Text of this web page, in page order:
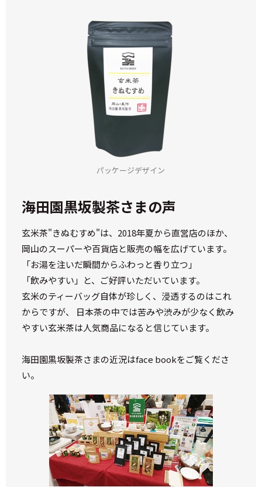
パッケージデザイン
海田園黒坂製茶さまの声
玄米茶"きぬむすめ"は、2018年夏から直営店のほか、
岡山のスーパーや百貨店と販売の幅を広げています。
「お湯を注いだ瞬間からふわっと香り立つ」
「飲みやすい」と、ご好評いただいています。
玄米のティーバッグ自体が珍しく、浸透するのはこれ
からですが、 日本茶の中では苦みや渋みが少なく飲み
やすい玄米茶は人気商品になると信じています。
海田園黒坂製茶さまの近況はface bookをご覧くださ
い。